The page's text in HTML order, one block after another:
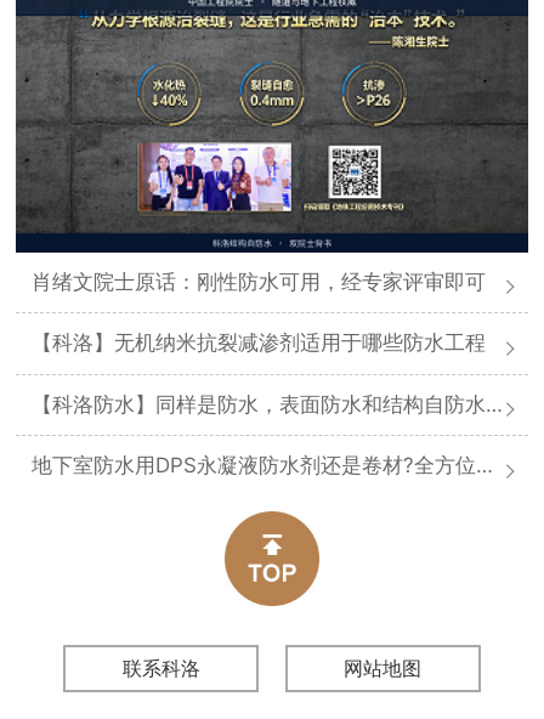
肖绪文院士原话：刚性防水可用，经专家评审即可
【科洛】无机纳米抗裂减渗剂适用于哪些防水工程
【科洛防水】同样是防水，表面防水和结构自防水差在哪
地下室防水用DPS永凝液防水剂还是卷材?全方位对比分析
联系科洛 网站地图